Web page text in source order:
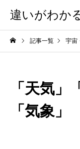
違いがわか
記事一覧 宇宙
「天気」
「気象」